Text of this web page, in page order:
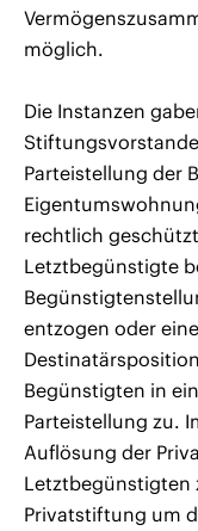
möglich.
Die Instanzen
Parteistellung der
rechtlich
Letztbegünstigte
entzogen oder
Begünstigten in
Parteistellung zu.
Auflösung der
Letztbegünstigten
Privatstiftung um